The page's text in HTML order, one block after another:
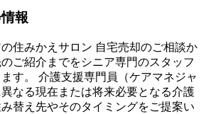
報
住みかえサロン 自宅売却のご相談か
ご紹介までをシニア専門のスタッフ
す。 介護支援専門員（ケアマネジャ
なる現在または将来必要となる介護
替え先やそのタイミングをご提案い